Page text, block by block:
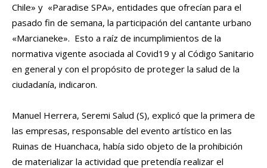
Chile» y «Paradise SPA», entidades que ofrecían para el
pasado fin de semana, la participación del cantante urbano
«Marcianeke». Esto a raíz de incumplimientos de la
normativa vigente asociada al Covid19 y al Código Sanitario
en general y con el propósito de proteger la salud de la
ciudadanía, indicaron.
Manuel Herrera, Seremi Salud (S), explicó que la primera de
las empresas, responsable del evento artístico en las
Ruinas de Huanchaca, había sido objeto de la prohibición
de materializar la actividad que pretendía realizar el